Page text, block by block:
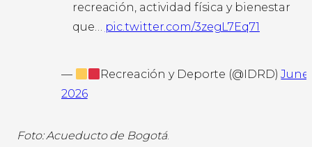
recreación, actividad física y bienestar
que… pic.twitter.com/3zegL7Eq71
— Recreación y Deporte (@IDRD)June
2026
Foto: Acueducto de Bogotá.